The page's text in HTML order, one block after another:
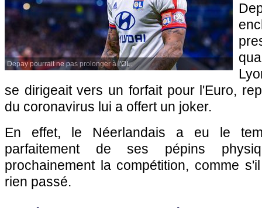
Depay pourrait ne pas prolonger à l'OL.
se dirigeait vers un forfait pour l'Euro,
du coronavirus lui a offert un joker.
En effet, le Néerlandais a eu le
parfaitement de ses pépins
prochainement la compétition, comme
rien passé.